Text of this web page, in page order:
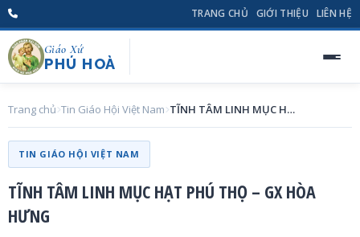
TRANG CHỦ GIỚI THIỆU LIÊN HỆ
Giáo Xứ
PHÚ HOÀ
Trang chủ Tin Giáo Hội Việt Nam TĨNH TÂM LINH MỤC HẠT PHÚ THỌ – GX HÒA HƯNG
TIN GIÁO HỘI VIỆT NAM
TĨNH TÂM LINH MỤC HẠT PHÚ THỌ – GX HÒA
HƯNG